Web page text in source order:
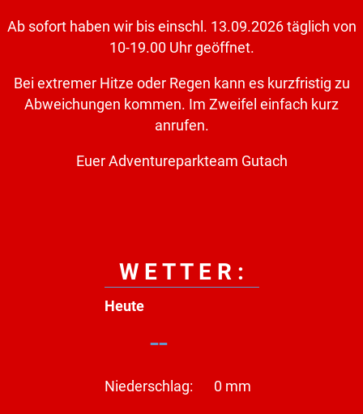
Ab sofort haben wir bis einschl. 13.09.2026 täglich von
10-19.00 Uhr geöffnet.
Bei extremer Hitze oder Regen kann es kurzfristig zu
Abweichungen kommen. Im Zweifel einfach kurz
anrufen.
Euer Adventureparkteam Gutach
W E T T E R :
Heute
--
Niederschlag: 0 mm